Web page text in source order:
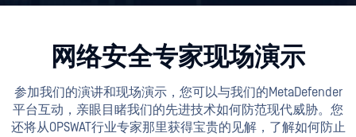
网络安全专家现场演示
参加我们的演讲和现场演示，您可以与我们的MetaDefender
平台互动，亲眼目睹我们的先进技术如何防范现代威胁。您
还将从OPSWAT行业专家那里获得宝贵的见解，了解如何防止